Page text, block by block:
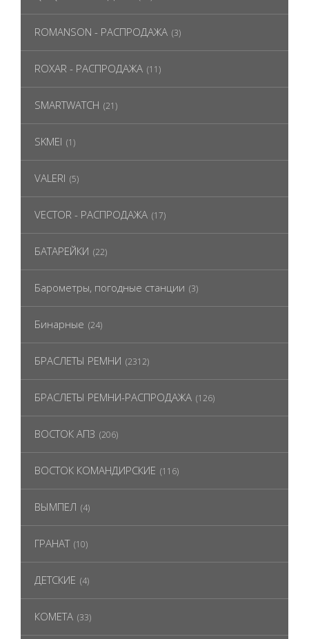
ROMANSON - РАСПРОДАЖА (3)
ROXAR - РАСПРОДАЖА (11)
SMARTWATCH (21)
SKMEI (1)
VALERI (5)
VECTOR - РАСПРОДАЖА (17)
БАТАРЕЙКИ (22)
Барометры, погодные станции (3)
Бинарные (24)
БРАСЛЕТЫ РЕМНИ (2312)
БРАСЛЕТЫ РЕМНИ-РАСПРОДАЖА (126)
ВОСТОК АПЗ (206)
ВОСТОК КОМАНДИРСКИЕ (116)
ВЫМПЕЛ (4)
ГРАНАТ (10)
ДЕТСКИЕ (4)
КОМЕТА (33)